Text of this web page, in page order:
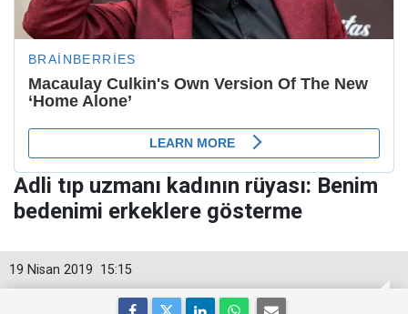
Adli tıp uzmanı kadının rüyası: Benim
bedenimi erkeklere gösterme
15:15
19 Nisan 2019